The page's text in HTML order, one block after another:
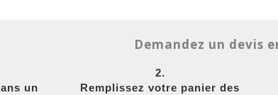
Demandez un devis
un
2.
Remplissez votre panier des